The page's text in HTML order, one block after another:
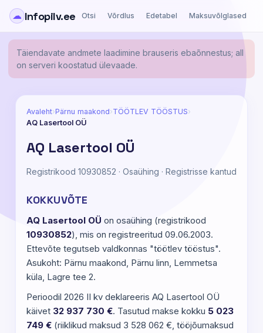
☁ Infopilv.ee Otsi Võrdlus Edetabel Maksuvõlglased
Täiendavate andmete laadimine brauseris ebaõnnestus; all
on serveri koostatud ülevaade.
Avaleht›Pärnu maakond›TÖÖTLEV TÖÖSTUS›
AQ Lasertool OÜ
AQ Lasertool OÜ
Registrikood 10930852 · Osaühing · Registrisse kantud
KOKKUVÕTE
AQ Lasertool OÜ on osaühing (registrikood
10930852), mis on registreeritud 09.06.2003.
Ettevõte tegutseb valdkonnas "töötlev tööstus".
Asukoht: Pärnu maakond, Pärnu linn, Lemmetsa
küla, Lagre tee 2.
Perioodil 2026 II kv deklareeris AQ Lasertool OÜ
käivet 32 937 730 €. Tasutud makse kokku 5 023
749 € (riiklikud maksud 3 528 062 €, tööjõumaksud